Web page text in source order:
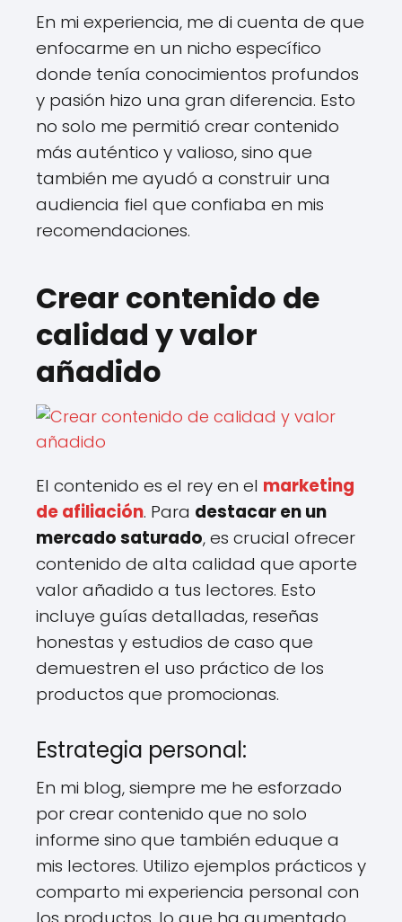
En mi experiencia, me di cuenta de que
enfocarme en un nicho específico
donde tenía conocimientos profundos
y pasión hizo una gran diferencia. Esto
no solo me permitió crear contenido
más auténtico y valioso, sino que
también me ayudó a construir una
audiencia fiel que confiaba en mis
recomendaciones.
Crear contenido de
calidad y valor
añadido
El contenido es el rey en el marketing
de afiliación. Para destacar en un
mercado saturado, es crucial ofrecer
contenido de alta calidad que aporte
valor añadido a tus lectores. Esto
incluye guías detalladas, reseñas
honestas y estudios de caso que
demuestren el uso práctico de los
productos que promocionas.
Estrategia personal:
En mi blog, siempre me he esforzado
por crear contenido que no solo
informe sino que también eduque a
mis lectores. Utilizo ejemplos prácticos y
comparto mi experiencia personal con